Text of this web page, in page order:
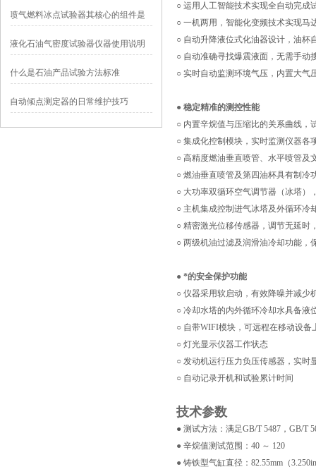
喷气燃料冰点试验器其核心的组件是
液化石油气密度试验器仪器使用说明
什么是石油产品试验方法标准
自动倾点测定器的日常维护技巧
○ 运用人工智能技术实现全自动完成
○ 一机两用，智能化变频技术实现马
○ 自动升降液位式化油器设计，油杯
○ 自动准确寻找爆震液面，无需手动
○ 实时自动监测环境气压，内置大气
● 稳定精准的测控性能
○ 内置辛烷值与压缩比的关系曲线，
○ 集成化控制模块，实时监测仪器各
○ 高精度燃油垂直喷管、水平喷管及
○ 燃油垂直喷管及第四油杯具有制冷
○ 大功率双循环空气调节器（冰塔）
○ 主机集成控制进气冰塔及外循环冷
○ 精密激光位移传感器，调节无延时
○ 两级机油过滤及润滑油冷却功能，
● *的安全保护功能
○ 仪器采用软启动，有效降噪并减少
○ 冷却水塔的内外循环冷却水具备液
○ 自带WIFI模块，可远程在移动设
○ 灯光显示仪器工作状态
○ 发动机运行压力负压传感器，实时
○ 自动记录开机和试验累计时间
技术参数
● 测试方法：满足GB/T 5487，GB/T
● 辛烷值测试范围：40 ～ 120
● 铸铁型气缸直径：82.55mm（